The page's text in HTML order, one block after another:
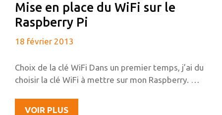
PI
(GRACE
MOTION)
Mise en place du WiFi sur le
Raspberry Pi
18 février 2013
Choix de la clé WiFi Dans un premier temps, j’ai du
choisir la clé WiFi à mettre sur mon Raspberry. …
VOIR PLUSMISE